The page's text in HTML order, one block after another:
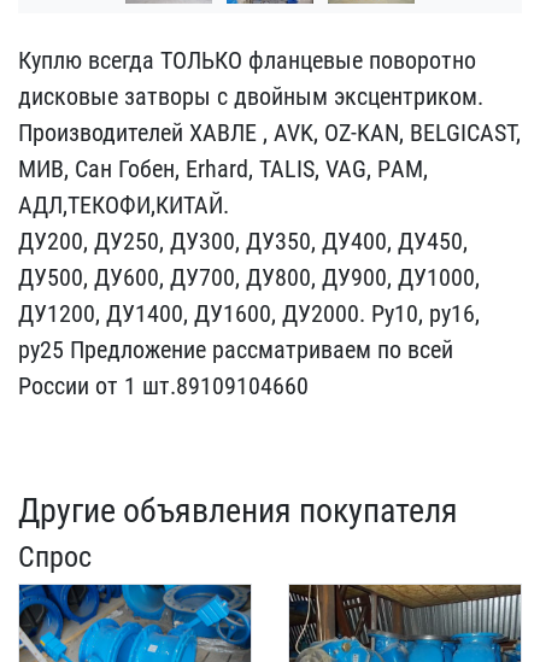
Куплю всегда ТОЛЬКО флан​цевые поворотно
дисковые​ затворы с двойным эксце​нтриком.
Производителей ​XАВЛЕ , AVK, OZ-KAN, BEL​GICAST,
МИВ, Сан Гобен, ​Erhard, TALIS, VAG, РAM,​
АДЛ,ТЕКОФИ,КИТАЙ.
ДУ200,​ ДУ250, ДУ300, ДУ350, ДУ​400, ДУ450,
ДУ500, ДУ600​, ДУ700, ДУ800, ДУ900, Д​У1000,
ДУ1200, ДУ1400, Д​У1600, ДУ2000. Ру10, ру1​6,
ру25 Предложение расс​матриваем по всей
России​ от 1 шт.89109104660
Другие объявления покупателя
Спрос